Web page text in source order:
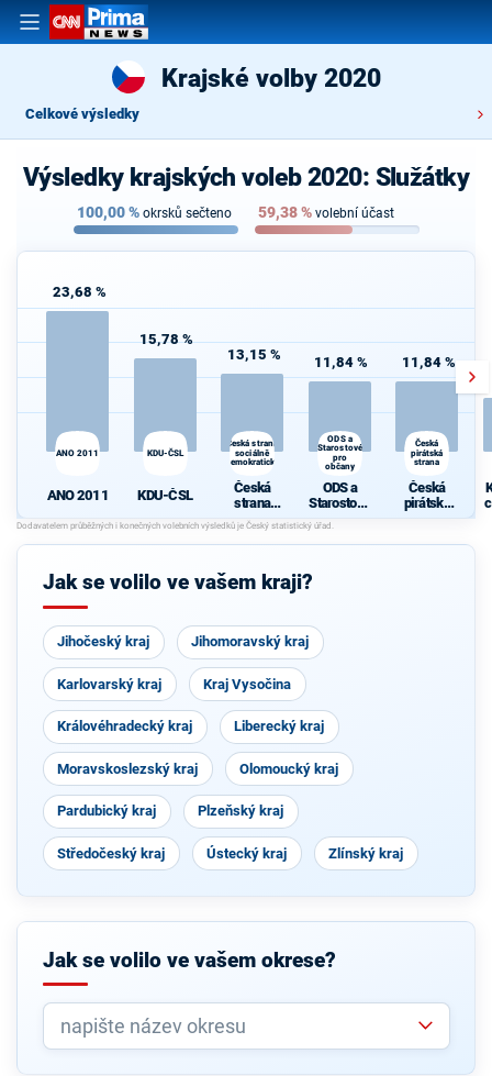
Krajské volby 2020
Celkové výsledky
Výsledky krajských voleb 2020: Služátky
100,00% okrsků sečteno 59,38% volební účast
23,68 %
ANO 2011
ANO 2011
15,78 %
KDU-ČSL
KDU-ČSL
13,15 %
Česká strana
sociálně
demokratická
Česká
strana
sociálně
demokrati
cká
11,84 %
ODS a
Starostové
pro
občany
ODS a
Starostové
pro občany
11,84 %
Česká
pirátská
strana
Česká
pirátská
strana
Jak se volilo ve vašem kraji?
Jihočeský kraj Jihomoravský kraj
Karlovarský kraj Kraj Vysočina
Královéhradecký kraj Liberecký kraj
Moravskoslezský kraj Olomoucký kraj
Pardubický kraj Plzeňský kraj
Středočeský kraj Ústecký kraj Zlínský kraj
Jak se volilo ve vašem okrese?